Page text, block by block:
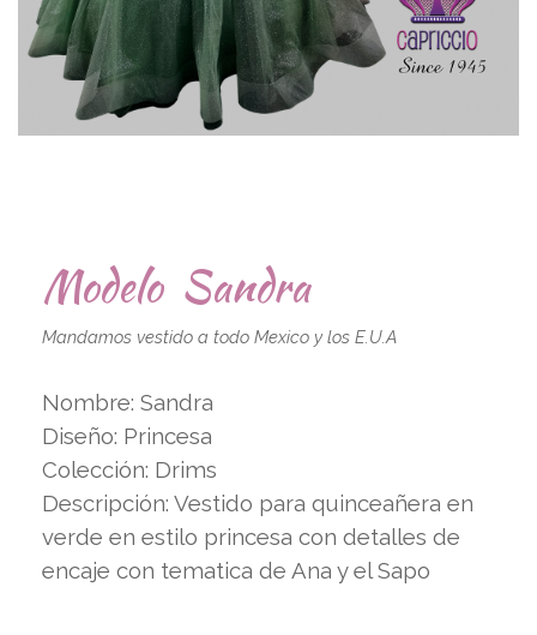
Modelo Sandra
Mandamos vestido a todo Mexico y los E.U.A
Nombre: Sandra
Diseño: Princesa
Colección: Drims
Descripción: Vestido para quinceañera en
verde en estilo princesa con detalles de
encaje con tematica de Ana y el Sapo